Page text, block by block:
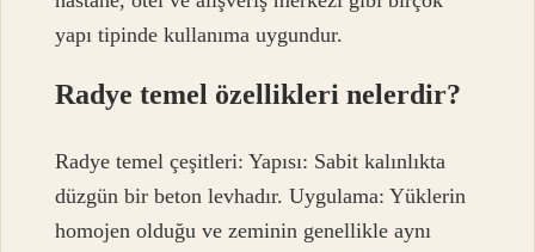
yapı tipinde kullanıma uygundur.
Radye temel özellikleri nelerdir?
Radye temel çeşitleri: Yapısı: Sabit kalınlıkta
düzgün bir beton levhadır. Uygulama: Yüklerin
homojen olduğu ve zeminin genellikle aynı